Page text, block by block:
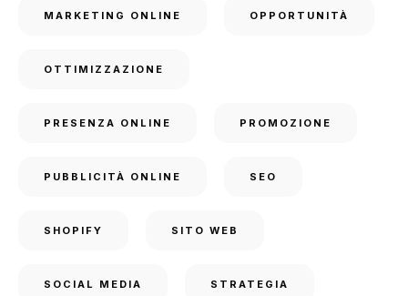
MARKETING ONLINE OPPORTUNITÀ
OTTIMIZZAZIONE
PRESENZA ONLINE PROMOZIONE
PUBBLICITÀ ONLINE SEO
SHOPIFY SITO WEB
SOCIAL MEDIA STRATEGIA